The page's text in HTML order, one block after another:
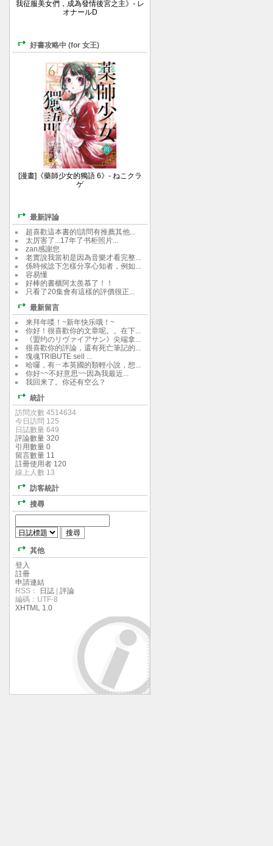
我征服美女們，成為發情後宮之主》- レ
オナールD
好書攻略中 (for 女王)
[漫畫]《藥師少女的獨語 6》- ねこクラ
ゲ
最新評論
超喜歡這本書的!請問有推薦其他...
太厉害了...17年了书柜照片...
zan感謝您
老實說我當初是因為音樂才看完整...
係時候諗下怎樣分享心知者，例如...
容易懂
好棒的書櫃阿太羨慕了！！
只看了20集會有這樣的評價很正...
最新留言
来拜年喽！~新年快乐哦！~
你好！很喜歡你的文章呢。。在下...
《盟约のリヴァイアサン》尖端拿...
很喜歡你的評論，還有死亡筆記的...
塊魂TRIBUTE sell ...
哈囉，有ㄧ本英國的類輕小說，想...
你好~~不好意思~~因為我最近...
我回来了。你还有空么？
統計
訪問次數 4514634
今日訪問 125
日誌數量 649
評論數量 320
引用數量 0
留言數量 11
註冊使用者 120
線上人數 13
訪客統計
搜尋
其他
登入
註冊
申請連結
RSS：
日誌
評論
編碼：UTF-8
XHTML 1.0